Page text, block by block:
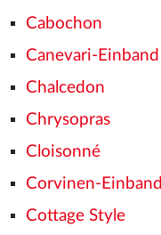
Cabochon
Canevari-Einband
Chalcedon
Chrysopras
Cloisonné
Corvinen-Einband
Cottage Style